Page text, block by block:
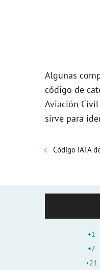
Algunas
código de
Aviación
sirve para
Código IATA
+1
+7
+21